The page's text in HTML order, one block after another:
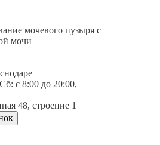
мочевого пузыря с
мочи
c 8:00 до 20:00,
48, строение 1